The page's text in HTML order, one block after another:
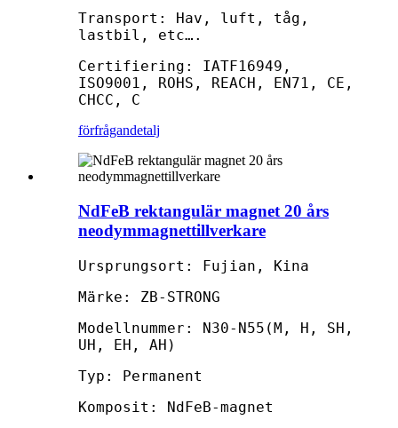
Transport: Hav, luft, tåg,
lastbil, etc….
Certifiering: IATF16949,
ISO9001, ROHS, REACH, EN71, CE,
CHCC, C
förfrågandetalj
NdFeB rektangulär magnet 20 års
neodymmagnettillverkare
Ursprungsort: Fujian, Kina
Märke: ZB-STRONG
Modellnummer: N30-N55(M, H, SH,
UH, EH, AH)
Typ: Permanent
Komposit: NdFeB-magnet